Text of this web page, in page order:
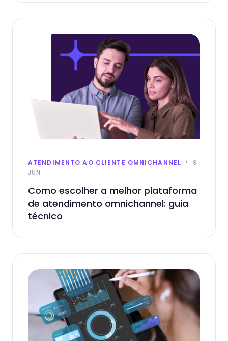
ATENDIMENTO AO CLIENTE OMNICHANNEL
9
JUN
Como escolher a melhor plataforma
de atendimento omnichannel: guia
técnico